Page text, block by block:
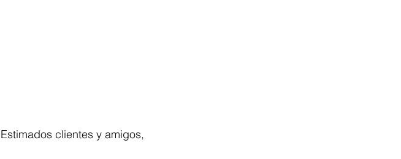
Estimados clientes y amigos,